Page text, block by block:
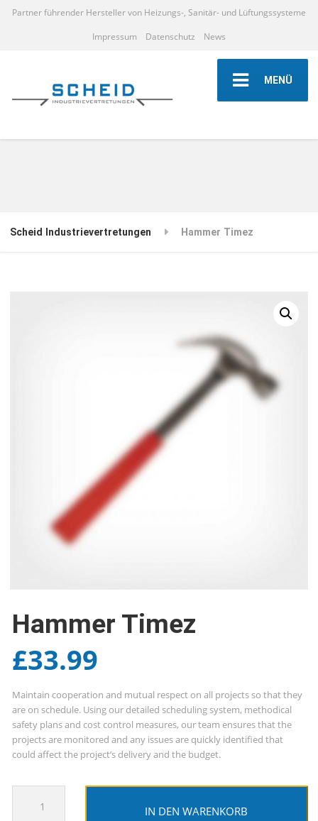
Partner führender Hersteller von Heizungs-, Sanitär- und Lüftungssysteme
Impressum
Datenschutz News
MENÜ
Scheid Industrievertretungen Hammer Timez
Hammer Timez
£33.99
Maintain cooperation and mutual respect on all projects so that they
are on schedule. Using our detailed scheduling system, methodical
safety plans and cost control measures, our team ensures that the
projects are monitored and any issues are quickly identified that
could affect the project’s delivery and the budget.
IN DEN WARENKORB